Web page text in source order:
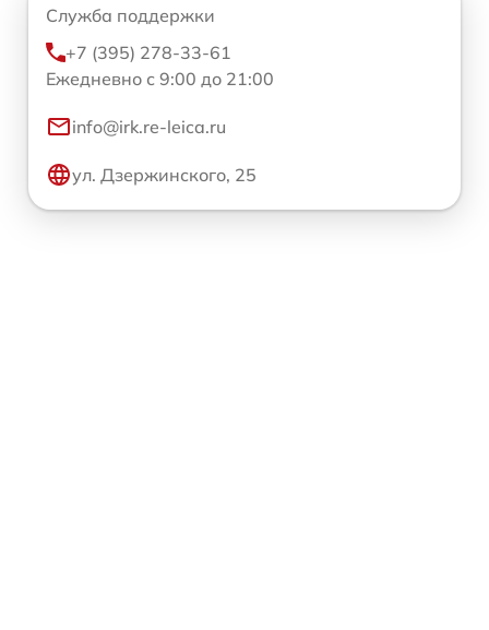
Служба поддержки
+7 (395) 278-33-61
Ежедневно с 9:00 до 21:00
info@irk.re-leica.ru
ул. Дзержинского, 25